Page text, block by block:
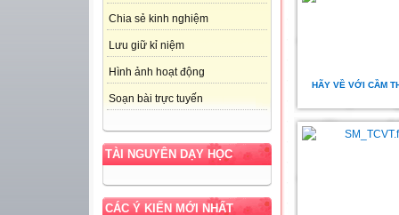
Chia sẻ kinh nghiệm
Lưu giữ kỉ niệm
Hình ảnh hoạt động
Soạn bài trực tuyến
TÀI NGUYÊN DẠY HỌC
CÁC Ý KIẾN MỚI NHẤT
HÃY VỀ VỚI CẦM